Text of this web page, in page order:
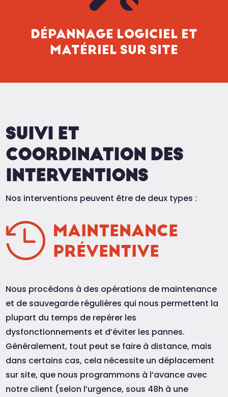
DÉPANNAGE LOGICIEL ET
MATÉRIEL SUR SITE
SUIVI ET
COORDINATION DES
INTERVENTIONS
Nos interventions peuvent être de deux types :
 MAINTENANCE
PRÉVENTIVE
Nous procédons à des opérations de maintenance
et de sauvegarde régulières qui nous permettent la
plupart du temps de repérer les
dysfonctionnements et d’éviter les pannes.
Généralement, tout peut se faire à distance, mais
dans certains cas, cela nécessite un déplacement
sur site, que nous programmons à l’avance avec
notre client (selon l’urgence, sous 48h à une